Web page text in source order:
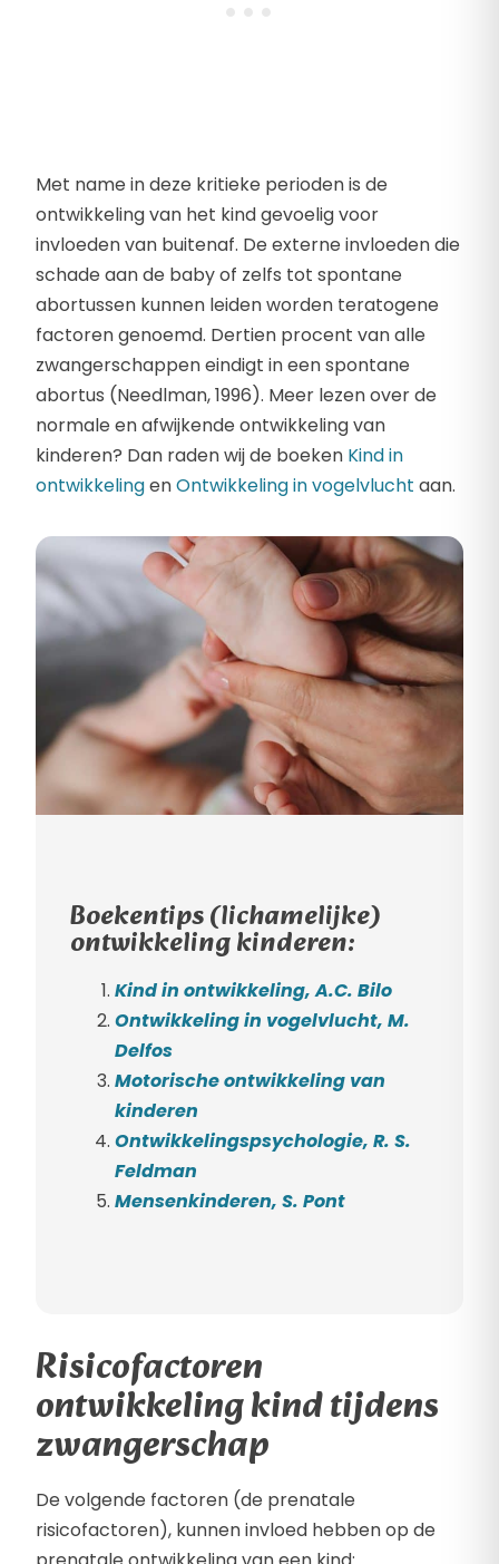
Met name in deze kritieke perioden is de
ontwikkeling van het kind gevoelig voor
invloeden van buitenaf. De externe invloeden die
schade aan de baby of zelfs tot spontane
abortussen kunnen leiden worden teratogene
factoren genoemd. Dertien procent van alle
zwangerschappen eindigt in een spontane
abortus (Needlman, 1996). Meer lezen over de
normale en afwijkende ontwikkeling van
kinderen? Dan raden wij de boeken Kind in
ontwikkelingenOntwikkeling in vogelvlucht aan.
Boekentips (lichamelijke)
ontwikkeling kinderen:
Kind in ontwikkeling, A.C. Bilo
Ontwikkeling in vogelvlucht, M.
Delfos
Motorische ontwikkeling van
kinderen
Ontwikkelingspsychologie, R. S.
Feldman
Mensenkinderen, S. Pont
Risicofactoren
ontwikkeling kind tijdens
zwangerschap
De volgende factoren (de prenatale
risicofactoren), kunnen invloed hebben op de